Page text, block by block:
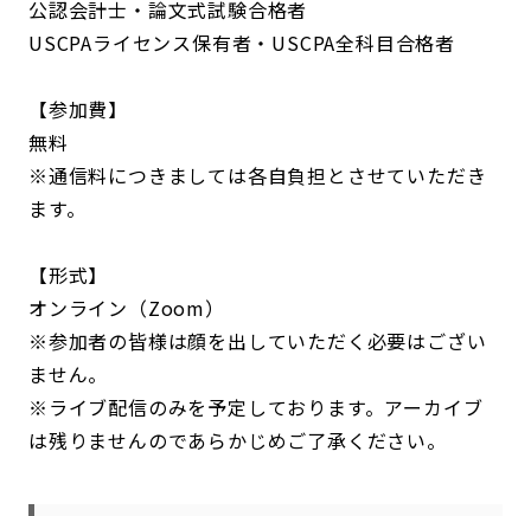
公認会計士・論文式試験合格者
USCPAライセンス保有者・USCPA全科目合格者
【参加費】
無料
※通信料につきましては各自負担とさせていただき
ます。
【形式】
オンライン（Zoom）
※参加者の皆様は顔を出していただく必要はござい
ません。
※ライブ配信のみを予定しております。アーカイブ
は残りませんのであらかじめご了承ください。